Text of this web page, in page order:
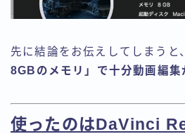
先に結論をお伝えしてしまうと、
8GBのメモリ」で十分動画編集
使ったのはDaVinci